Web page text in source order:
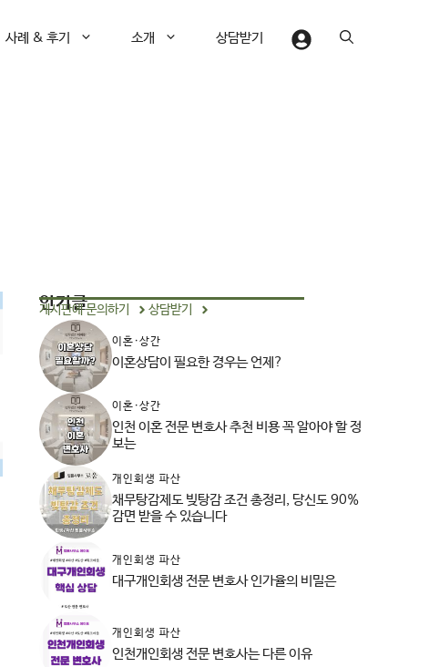
사례 & 후기 소개 상담받기
인기글
게시판에 문의하기 상담받기
이혼·상간
이혼상담이 필요한 경우는 언제?
이혼·상간
인천 이혼 전문 변호사 추천 비용 꼭 알아야 할 정
보는
개인회생 파산
채무탕감제도 빚탕감 조건 총정리, 당신도 90%
감면 받을 수 있습니다
개인회생 파산
대구개인회생 전문 변호사 인가율의 비밀은
개인회생 파산
인천개인회생 전문 변호사는 다른 이유